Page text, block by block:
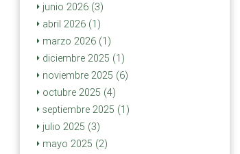
junio 2026 (3)
abril 2026 (1)
marzo 2026 (1)
diciembre 2025 (1)
noviembre 2025 (6)
octubre 2025 (4)
septiembre 2025 (1)
julio 2025 (3)
mayo 2025 (2)